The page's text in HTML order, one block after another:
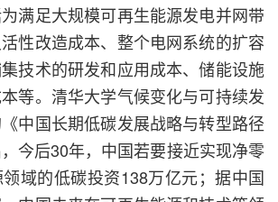
满足大规模可再生能源发电并网带
性改造成本、整个电网系统的扩容
技术的研发和应用成本、储能设施
等。清华大学气候变化与可持续发
中国长期低碳发展战略与转型路径
今后30年，中国若要接近实现净零
域的低碳投资138万亿元；据中国